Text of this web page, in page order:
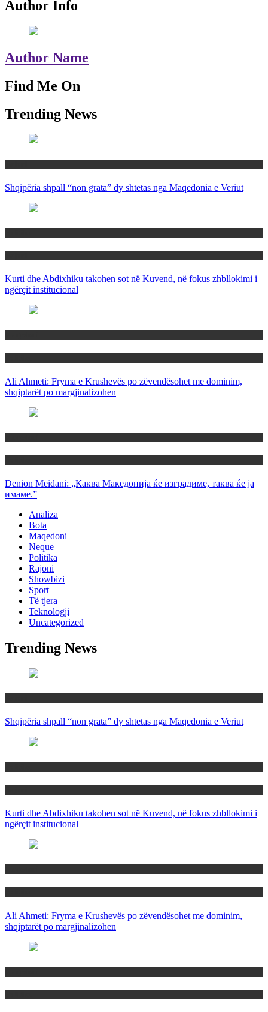
Author Info
Author Name
Find Me On
Trending News
Shqipëria shpall “non grata” dy shtetas nga Maqedonia e Veriut
Kurti dhe Abdixhiku takohen sot në Kuvend, në fokus zhbllokimi i
ngërçit institucional
Ali Ahmeti: Fryma e Krushevës po zëvendësohet me dominim,
shqiptarët po margjinalizohen
Denion Meidani: „Каква Македонија ќе изградиме, таква ќе ја
имаме.”
Analiza
Bota
Maqedoni
Neque
Politika
Rajoni
Showbizi
Sport
Të tjera
Teknologji
Uncategorized
Trending News
Shqipëria shpall “non grata” dy shtetas nga Maqedonia e Veriut
Kurti dhe Abdixhiku takohen sot në Kuvend, në fokus zhbllokimi i
ngërçit institucional
Ali Ahmeti: Fryma e Krushevës po zëvendësohet me dominim,
shqiptarët po margjinalizohen